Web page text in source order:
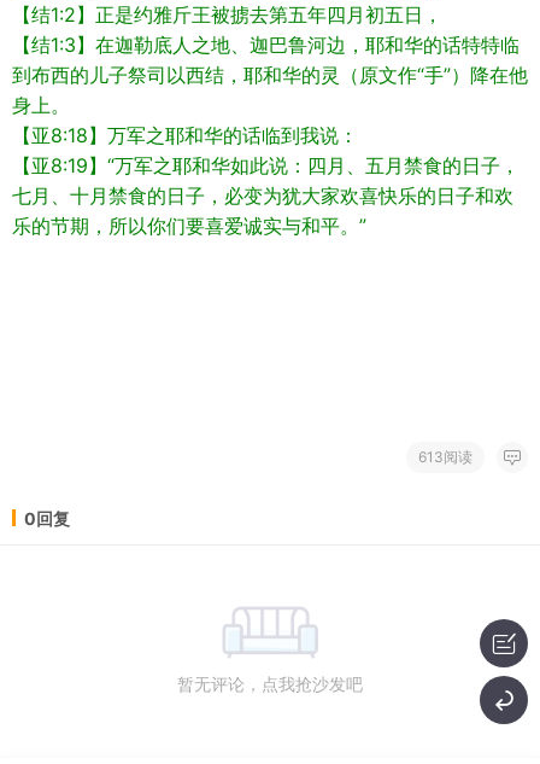
【结1:2】正是约雅斤王被掳去第五年四月初五日，
【结1:3】在迦勒底人之地、迦巴鲁河边，耶和华的话特特临
到布西的儿子祭司以西结，耶和华的灵（原文作“手”）降在他
身上。
【亚8:18】万军之耶和华的话临到我说：
【亚8:19】“万军之耶和华如此说：四月、五月禁食的日子，
七月、十月禁食的日子，必变为犹大家欢喜快乐的日子和欢
乐的节期，所以你们要喜爱诚实与和平。”
613阅读
0回复
暂无评论，点我抢沙发吧